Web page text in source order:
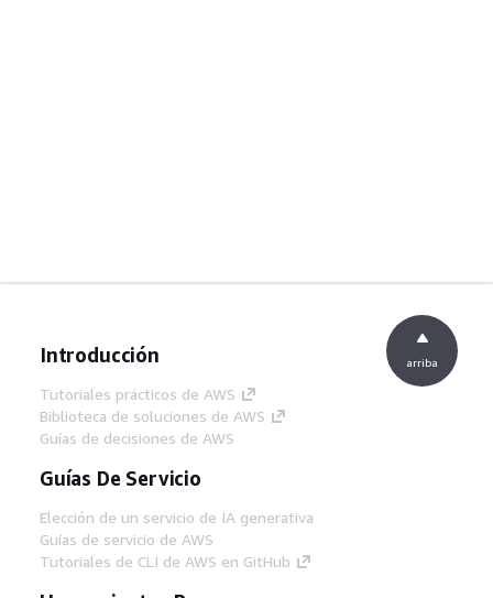
Introducción
Tutoriales prácticos de AWS
Biblioteca de soluciones de AWS
Guías de decisiones de AWS
Guías De Servicio
Elección de un servicio de IA generativa
Guías de servicio de AWS
Tutoriales de CLI de AWS en GitHub
arriba